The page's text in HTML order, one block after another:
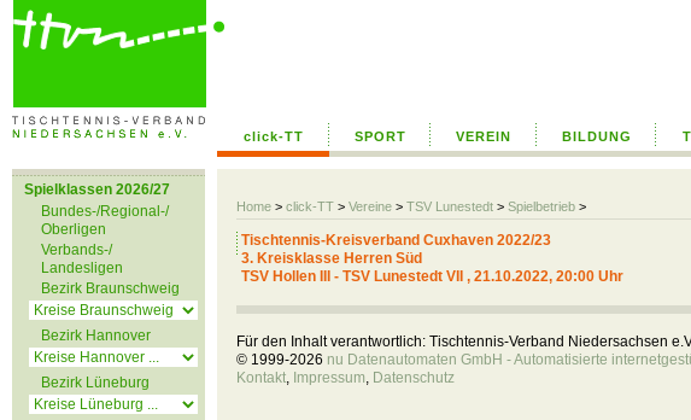
click-TT SPORT VEREIN BILDUNG
Home > click-TT > Vereine > TSV Lunestedt > Spielbetrieb >
Spielklassen 2026/27
Bundes-/Regional-/
Oberligen
Verbands-/
Landesligen
Bezirk Braunschweig
Bezirk Hannover
Bezirk Lüneburg
Tischtennis-Kreisverband Cuxhaven 2022/23
3. Kreisklasse Herren Süd
TSV Hollen III - TSV Lunestedt VII , 21.10.2022, 20:00 Uhr
Für den Inhalt verantwortlich: Tischtennis-Verband Niedersachsen
© 1999-2026 nu Datenautomaten GmbH - Automatisierte
Kontakt, Impressum, Datenschutz